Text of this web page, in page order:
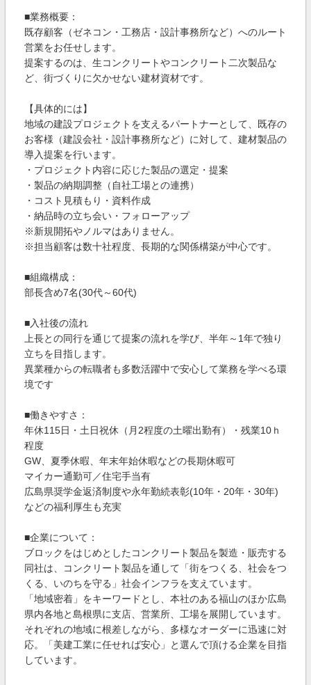
■業務概要：
既存顧客（ゼネコン・工務店・設計事務所など）へのルート
営業をお任せします。
提案するのは、生コンクリートやコンクリート二次製品な
ど、街づくりに欠かせない建材資材です。
【具体的には】
地域の建設プロジェクトを支えるパートナーとして、既存の
お客様（建設会社・設計事務所など）に対して、建材製品の
導入提案を行います。
・プロジェクト内容に応じた製品の選定・提案
・製品の納期調整（自社工場との連携）
・コスト見積もり・資料作成
・納品時の立ち会い・フォローアップ
※新規開拓やノルマはありません。
※担当顧客は数十社程度、長期的な関係構築が中心です。
■組織構成：
部長含め7名(30代～60代)
■入社後の流れ
上長との同行を通じて提案の流れを学び、半年～1年で独り
立ちを目指します。
異業種からの転職者も多数活躍中で安心して業務を学べる環
境です
■働きやすさ：
年休115日・土日祝休（月2程度の土曜出勤有）・残業10ｈ
程度
GW、夏季休暇、年末年始休暇などの長期休暇可
マイカー通勤可／住宅手当有
広島県奨学金返済制度や永年勤続表彰(10年・20年・30年)
などの福利厚生も充実
■企業について：
ブロックをはじめとしたコンクリート製品を製造・販売する
同社は、コンクリート製品を通して「街をつくる、社会をつ
くる、いのちを守る」社会インフラを支えています。
「地域密着」をキーワードとし、本社のある福山のほか広島
県内各地と島根県に支店、営業所、工場を展開しています。
それぞれの地域に根差しながら、多様なオーダーに迅速に対
応。「美建工業に任せれば安心」と選んで頂ける企業を目指
しています。